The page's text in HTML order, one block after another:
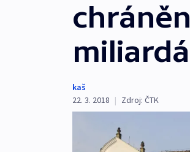
kaš
22. 3. 2018 | Zdroj: ČTK